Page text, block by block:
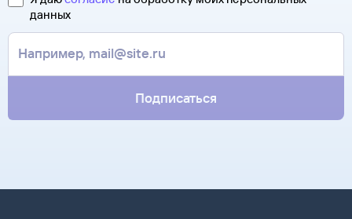
почте. Советуем распечатать ее и взять с собой в аэропорт.
Она может пригодиться на паспортном контроле
за границей, хотя для посадки в самолет вам понадобится
только паспорт.
В письме, которое вы получите после заказа, будут
контакты агентства-партнера, через которое оформлен
билет. Вы можете связаться с ним напрямую.
данных
Подписаться